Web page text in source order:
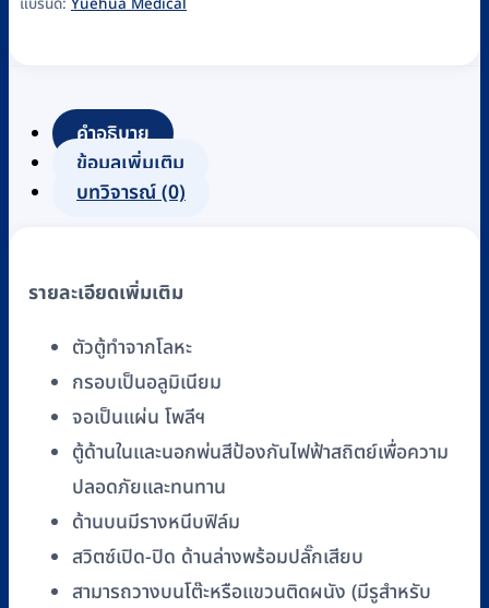
คำอธิบาย
ข้อมูลเพิ่มเติม
บทวิจารณ์ (0)
รายละเอียดเพิ่มเติม
ตัวตู้ทำจากโลหะ
กรอบเป็นอลูมิเนียม
จอเป็นแผ่น โพลีฯ
ตู้ด้านในและนอกพ่นสีป้องกันไฟฟ้าสถิตย์เพื่อความ
ปลอดภัยและทนทาน
ด้านบนมีรางหนีบฟิล์ม
สวิตซ์เปิด-ปิด ด้านล่างพร้อมปลั๊กเสียบ
สามารถวางบนโต๊ะหรือแขวนติดผนัง (มีรูสำหรับ